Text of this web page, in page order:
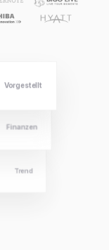
Vorgestellt
Finanzen
Trend